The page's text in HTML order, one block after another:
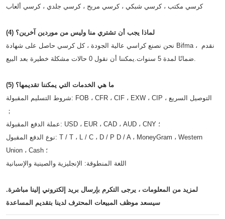
كرسي مكتب ، كرسي شبكي ، كرسي مريح ، كرسي جلدي ، كرسي ألعاب
(4) لماذا يجب أن تشتري منا وليس من موردين آخرين؟
نحن نصنع كراسي عالية الجودة ، كل كرسي حاصل على شهادة Bifma ، نقدم
(5) ما هي الخدمات التي يمكننا تقديمها؟
شروط التسليم المقبولة: FOB ، CFR ، CIF ، EXW ، CIP ، التوصيل السريع
；
عملة الدفع المقبولة: USD ، EUR ، CAD ، AUD ، CNY ؛
نوع الدفع المقبول: T / T ، L / C ، D / P D / A ، MoneyGram ، Western
Union ، Cash ؛
اللغة المنطوقة: الإنجليزية والصينية والإسبانية
لمزيد من المعلومات ، يرجى التكرم بإرسال بريد إلكتروني إلينا مباشرة.
سيسعد موظف المبيعات المحترف لدينا بتقديم المساعدة